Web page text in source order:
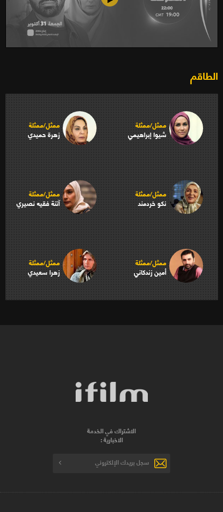
الطاقم
ممثل/ممثلة
شيوا إبراهيمي
ممثل/ممثلة
زهرة حميدي
ممثل/ممثلة
نكو خردمند
ممثل/ممثلة
آتنة فقيه نصيري
ممثل/ممثلة
أمين زندكاني
ممثل/ممثلة
زهرا سعيدي
الاشتراك في الخدمة
الاخبارية :